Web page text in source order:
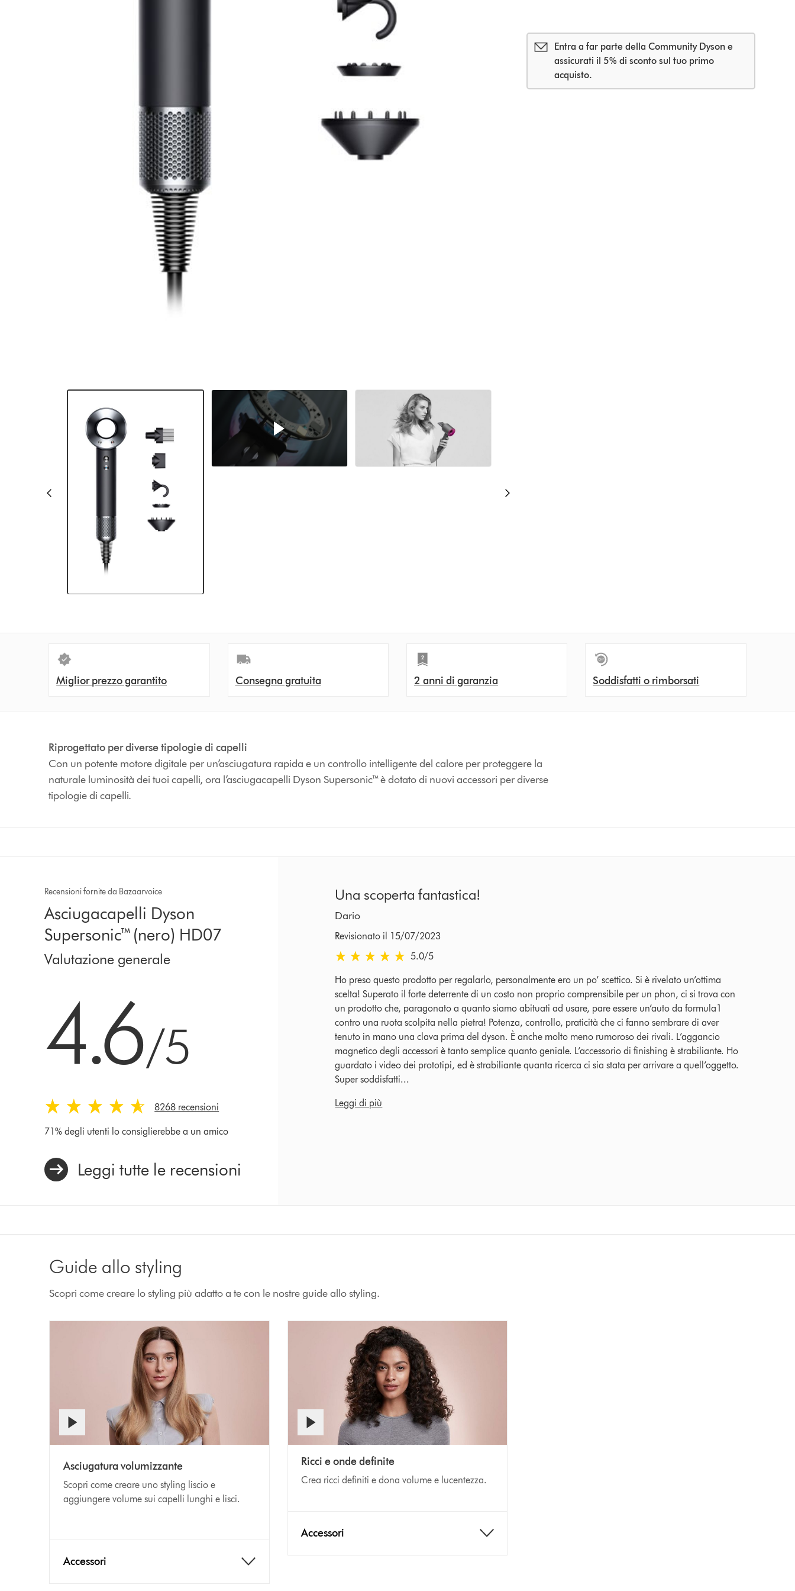
Entra a far parte della Community Dyson e
assicurati il 5% di sconto sul tuo primo
acquisto.
Miglior prezzo garantito Consegna gratuita 2 anni di garanzia Soddisfatti o rimborsati
Riprogettato per diverse tipologie di capelli
Con un potente motore digitale per un’asciugatura rapida e un controllo intelligente del calore per proteggere la
naturale luminosità dei tuoi capelli, ora l’asciugacapelli Dyson Supersonic™ è dotato di nuovi accessori per diverse
tipologie di capelli.
Recensioni fornite da Bazaarvoice
Asciugacapelli Dyson
Supersonic™ (nero) HD07
Valutazione generale
4.6/5
8268 recensioni
71% degli utenti lo consiglierebbe a un amico
Leggi tutte le recensioni
Una scoperta fantastica!
Dario
Revisionato il 15/07/2023
5.0 stars out of 5 from Revisionato il 15/07/2023 recensioni
5.0/5
Ho preso questo prodotto per regalarlo, personalmente ero un po’ scettico. Si è rivelato un’ottima
scelta! Superato il forte deterrente di un costo non proprio comprensibile per un phon, ci si trova con
un prodotto che, paragonato a quanto siamo abituati ad usare, pare essere un’auto da formula1
contro una ruota scolpita nella pietra! Potenza, controllo, praticità che ci fanno sembrare di aver
tenuto in mano una clava prima del dyson. È anche molto meno rumoroso dei rivali. L’aggancio
magnetico degli accessori è tanto semplice quanto geniale. L’accessorio di finishing è strabiliante. Ho
guardato i video dei prototipi, ed è strabiliante quanta ricerca ci sia stata per arrivare a quell’oggetto.
Super soddisfatti...
Leggi di più
Guide allo styling
Scopri come creare lo styling più adatto a te con le nostre guide allo styling.
Asciugatura volumizzante
Scopri come creare uno styling liscio e
aggiungere volume sui capelli lunghi e lisci.
Accessori
Ricci e onde definite
Crea ricci definiti e dona volume e lucentezza.
Accessori